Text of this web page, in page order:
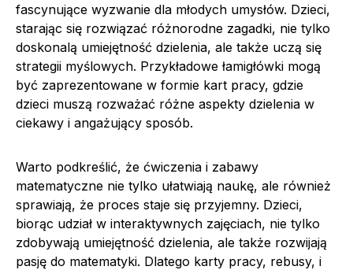
fascynujące wyzwanie dla młodych umysłów. Dzieci,
starając się rozwiązać różnorodne zagadki, nie tylko
doskonalą umiejętność dzielenia, ale także uczą się
strategii myślowych. Przykładowe łamigłówki mogą
być zaprezentowane w formie kart pracy, gdzie
dzieci muszą rozważać różne aspekty dzielenia w
ciekawy i angażujący sposób.
Warto podkreślić, że ćwiczenia i zabawy
matematyczne nie tylko ułatwiają naukę, ale również
sprawiają, że proces staje się przyjemny. Dzieci,
biorąc udział w interaktywnych zajęciach, nie tylko
zdobywają umiejętność dzielenia, ale także rozwijają
pasję do matematyki. Dlatego karty pracy, rebusy, i